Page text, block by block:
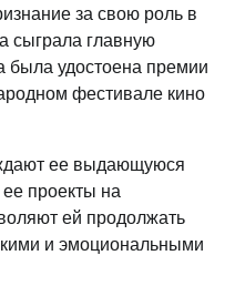
за свою роль в
сыграла главную
была удостоена премии
фестивале кино
ее выдающуюся
ее проекты на
ей продолжать
и эмоциональными